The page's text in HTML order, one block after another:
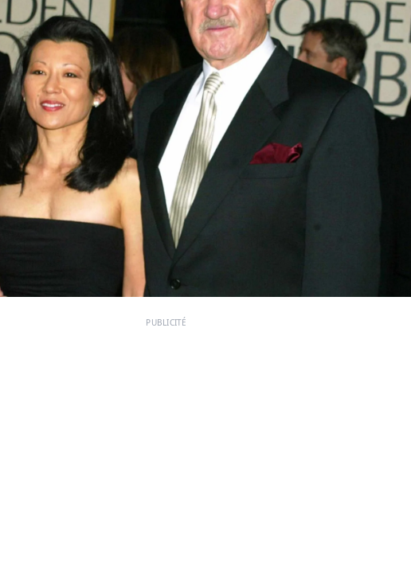
PUBLICITÉ